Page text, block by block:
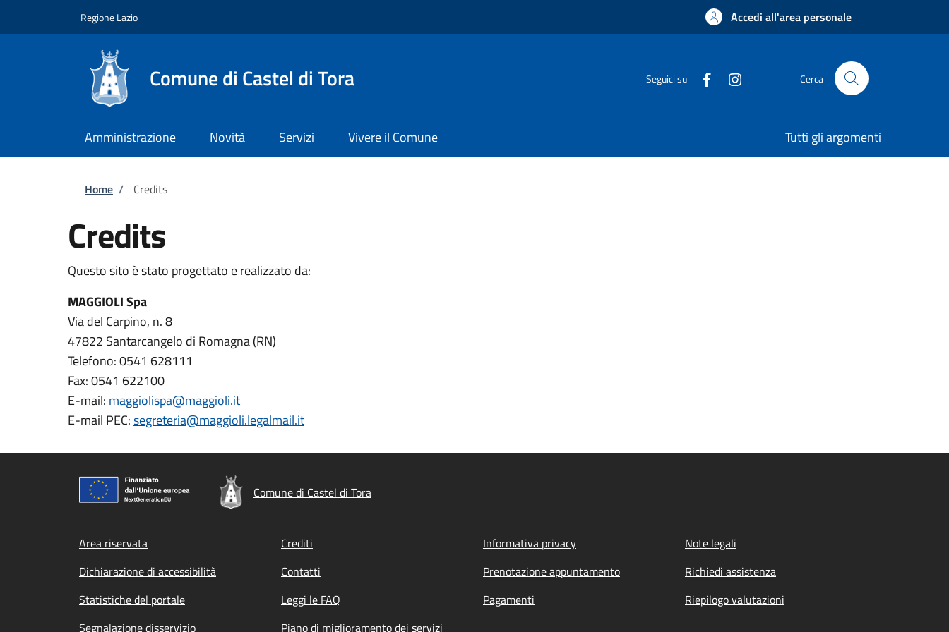
Regione Lazio Accedi all'area personale
Comune di Castel di Tora Seguici su Cerca
Amministrazione Novità Servizi Vivere il Comune Tutti gli argomenti
Briciole di pane
Home / Credits
Credits
Questo sito è stato progettato e realizzato da:
MAGGIOLI Spa
Via del Carpino, n. 8
47822 Santarcangelo di Romagna (RN)
Telefono: 0541 628111
Fax: 0541 622100
E-mail: maggiolispa@maggioli.it
E-mail PEC:segreteria@maggioli.legalmail.it
Comune di Castel di Tora
Footer menu
Area riservata Crediti Informativa privacy
Note legali
Dichiarazione di accessibilità
Contatti Prenotazione appuntamento
Richiedi assistenza
Statistiche del portale
Leggi le FAQ Pagamenti
Riepilogo valutazioni
Segnalazione disservizio
Piano di miglioramento dei servizi